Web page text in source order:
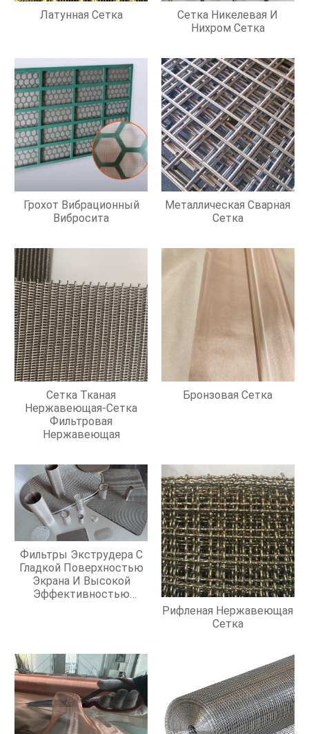
Латунная Сетка
Сетка Никелевая И
Нихром Сетка
Грохот Вибрационный
Вибросита
Металлическая Сварная
Сетка
Сетка Тканая
Нержавеющая-Сетка
Фильтровая
Нержавеющая
Бронзовая Сетка
Фильтры Экструдера С
Гладкой Поверхностью
Экрана И Высокой
Эффективностью
Рифленая Нержавеющая
Сетка